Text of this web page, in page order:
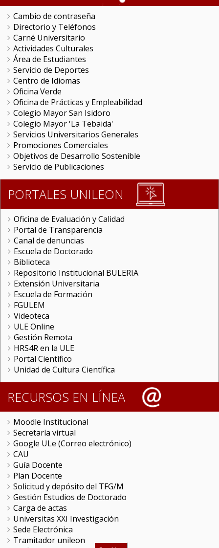
Cambio de contraseña
Directorio y Teléfonos
Carné Universitario
Actividades Culturales
Área de Estudiantes
Servicio de Deportes
Centro de Idiomas
Oficina Verde
Oficina de Prácticas y Empleabilidad
Colegio Mayor San Isidoro
Colegio Mayor 'La Tebaida'
Servicios Universitarios Generales
Promociones Comerciales
Objetivos de Desarrollo Sostenible
Servicio de Publicaciones
PORTALES UNILEON
Oficina de Evaluación y Calidad
Portal de Transparencia
Canal de denuncias
Escuela de Doctorado
Biblioteca
Repositorio Institucional BULERIA
Extensión Universitaria
Escuela de Formación
FGULEM
Videoteca
ULE Online
Gestión Remota
HRS4R en la ULE
Portal Científico
Unidad de Cultura Científica
RECURSOS EN LÍNEA
Moodle Institucional
Secretaría virtual
Google ULe (Correo electrónico)
CAU
Guía Docente
Plan Docente
Solicitud y depósito del TFG/M
Gestión Estudios de Doctorado
Carga de actas
Universitas XXI Investigación
Sede Electrónica
Tramitador unileon